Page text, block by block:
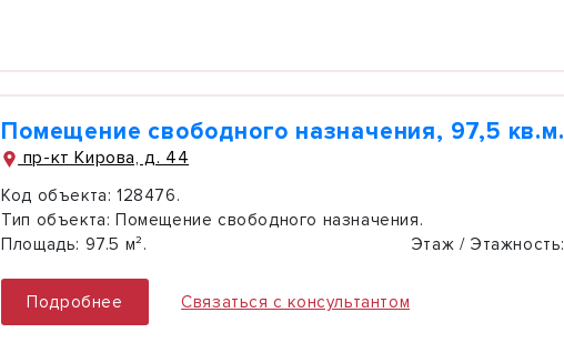
Помещение свободного назначения, 97,5 кв.м.
пр-кт Кирова, д. 44
Код объекта: 128476.
Тип объекта: Помещение свободного назначения.
Площадь: 97.5 м². Этаж / Этажность:
Подробнее Связаться с консультантом